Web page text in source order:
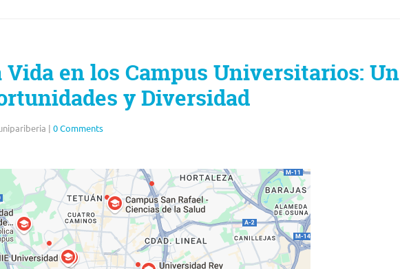
en los Campus Universitarios: Un
y Diversidad
| 0 Comments